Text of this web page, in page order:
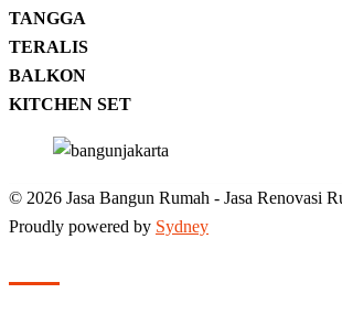
TANGGA
TERALIS
BALKON
KITCHEN SET
© 2026 Jasa Bangun Rumah - Jasa Renovasi
Proudly powered by Sydney